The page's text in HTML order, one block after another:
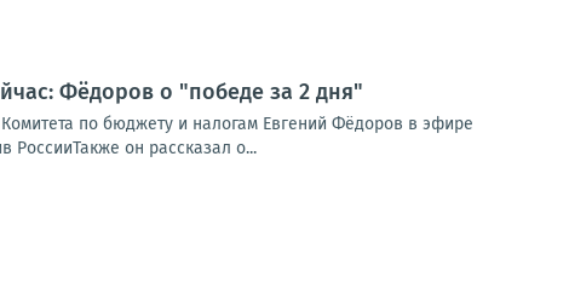
Фёдоров о "победе за 2 дня"
по бюджету и налогам Евгений Фёдоров в эфире
РоссииТакже он рассказал о...